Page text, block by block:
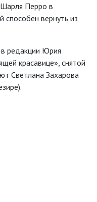
Шарля Перро в
способен вернуть из
редакции Юрия
красавице», снятой
Светлана Захарова